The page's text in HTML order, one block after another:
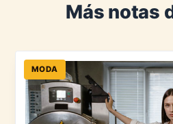
Más notas
MODA